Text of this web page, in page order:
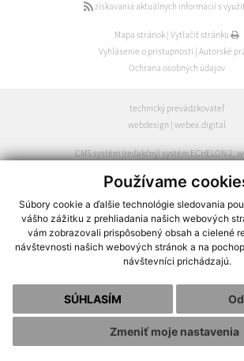
Používame
Súbory cookie a ďalšie technológie sledovania
vášho zážitku z prehliadania našich webových
vám zobrazovali prispôsobený obsah a cielené
návštevnosti našich webových stránok a na
návštevníci prichádzajú.
SÚHLASÍM
Zmeniť moje nastavenia
získavania aktuálnych informácií s
Mapa stránok Vytlačiť stránku
Vyhlásenie o prístupnosti Autorské
Ochrana osobných údajov
technický prevádzkovateľ
webdesign webex.digital
CMS systém (redakčný) systém ECHELON 2,
spoločnosť webex.digital